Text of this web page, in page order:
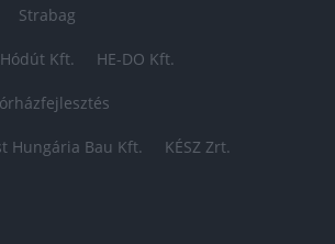
Strabag
Hódút Kft. HE-DO Kft.
Hungária Bau Kft. KÉSZ Zrt.